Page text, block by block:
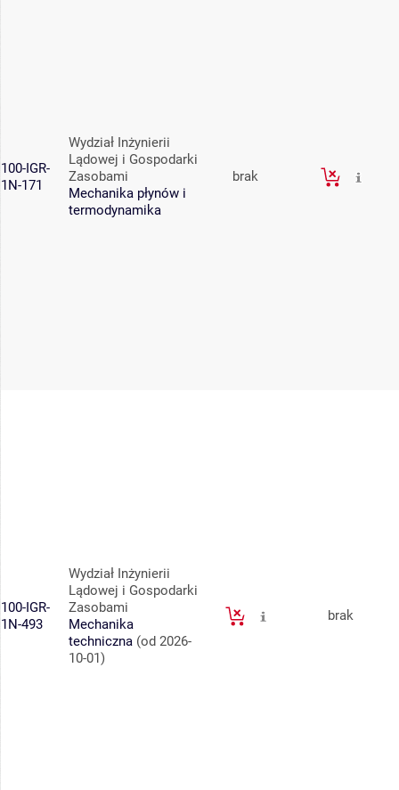
100-IGR-
1N-171
Wydział Inżynierii
Lądowej i Gospodarki
Zasobami
Mechanika płynów i
termodynamika
brak
100-IGR-
1N-493
Wydział Inżynierii
Lądowej i Gospodarki
Zasobami
Mechanika
techniczna (od 2026-
10-01)
brak